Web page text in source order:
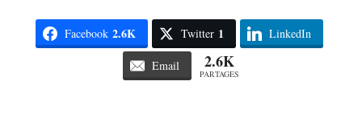
Facebook 2.6K Twitter 1 LinkedIn
Email 2.6K
PARTAGES